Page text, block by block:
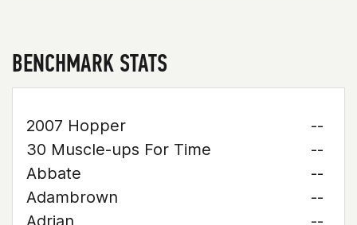
BENCHMARK STATS
2007 Hopper
--
30 Muscle-ups For Time
--
Abbate
--
Adambrown
--
Adrian
--